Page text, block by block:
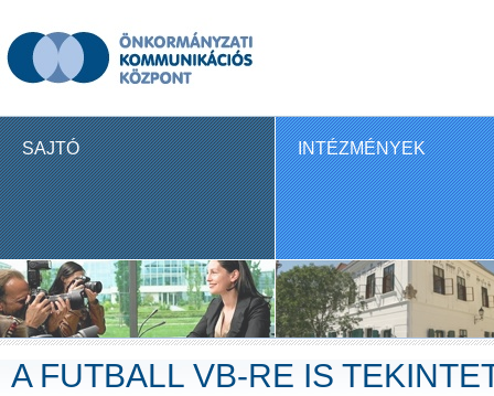
SAJTÓ INTÉZMÉNYEK
A FUTBALL VB-RE IS